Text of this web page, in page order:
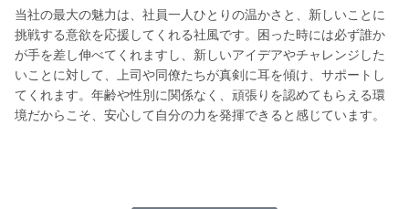
当社の最大の魅力は、社員一人ひとりの温かさと、新しいことに
挑戦する意欲を応援してくれる社風です。困った時には必ず誰か
が手を差し伸べてくれますし、新しいアイデアやチャレンジした
いことに対して、上司や同僚たちが真剣に耳を傾け、サポートし
てくれます。年齢や性別に関係なく、頑張りを認めてもらえる環
境だからこそ、安心して自分の力を発揮できると感じています。